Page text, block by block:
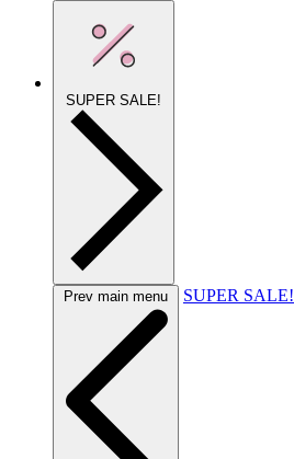
SUPER SALE!
Prev main menu SUPER SALE!